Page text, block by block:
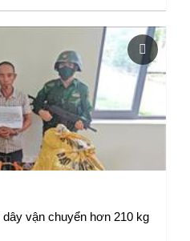
vận chuyển hơn 210 kg